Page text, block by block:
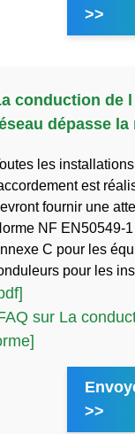
>>
conduction de
dépasse la
les
est
fournir une
NF EN50549-
C pour les
pour les
sur La
>>